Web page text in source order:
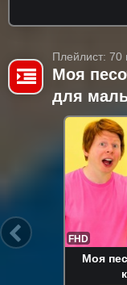
Плейлист: 70
Моя
для
FHD
Моя